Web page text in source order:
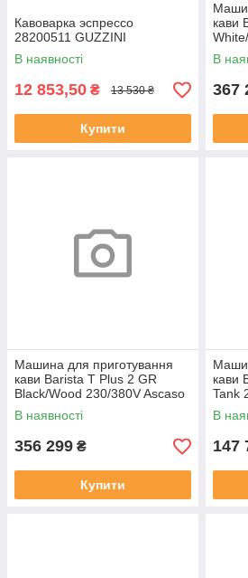
Кавоварка эспрессо
28200511 GUZZINI
В наявності
12 853,50 ₴ 13 530 ₴
Купити
кави
В
367
Машина для приготування
кави Barista T Plus 2 GR
Black/Wood 230/380V Ascaso
В наявності
356 299 ₴
Купити
кави
Tank
В
147